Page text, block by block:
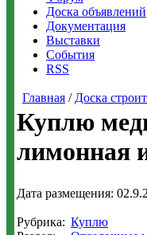
Доска объявлений
Документация
Выставки
События
RSS
Главная / Доска
Куплю
лимонная
Дата размещения:
Рубрика: Куплю